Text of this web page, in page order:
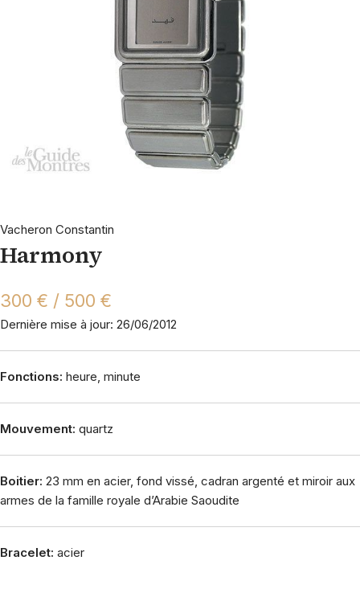
Vacheron Constantin
Harmony
300 € / 500 €
Dernière mise à jour: 26/06/2012
Fonctions: heure, minute
Mouvement: quartz
Boitier: 23 mm en acier, fond vissé, cadran argenté et miroir aux
armes de la famille royale d’Arabie Saoudite
Bracelet: acier